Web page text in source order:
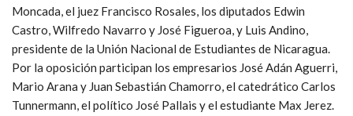
Moncada, el juez Francisco Rosales, los diputados Edwin
Castro, Wilfredo Navarro y José Figueroa, y Luis Andino,
presidente de la Unión Nacional de Estudiantes de Nicaragua.
Por la oposición participan los empresarios José Adán Aguerri,
Mario Arana y Juan Sebastián Chamorro, el catedrático Carlos
Tunnermann, el político José Pallais y el estudiante Max Jerez.